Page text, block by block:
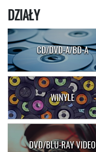
DZIAŁY
CD/DVD-A/BD-A
WINYLE
DVD/BLU-RAY VIDEO